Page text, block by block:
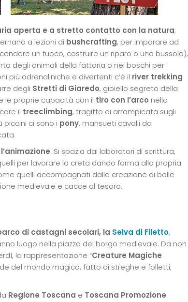
aperta e a stretto contatto con la natura;
a lezioni di bushcrafting, per imparare ad
un fuoco, costruire un riparo o una bussola),
degli animali della fattoria o nei boschi per
più adrenaliniche e divertenti c’è il river trekking
degli Stretti di Giaredo, gioiello segreto della
le proprie capacità con il tiro con l’arco nella
il treeclimbing, tragitto di arrampicata sugli
piccini ci sono i pony, mansueti cavalli da
l’animazione. Si spazia dai laboratori di scrittura,
per lavorare la creta dando forma alla propria
quelli accompagnati dalla creazione di bolle
medievale e cacce al tesoro.
di castagni secolari, la Selva di Filetto,
luogo nella piazza del borgo medievale. Da non
la rappresentazione “Creature Magiche
del mondo magico, fatto di streghe e folletti,
Regione Toscana e Toscana Promozione